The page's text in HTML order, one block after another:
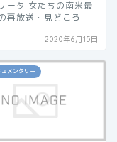
ータ 女たちの南米最
再放送・見どころ
2020年6月15日
メンタリー